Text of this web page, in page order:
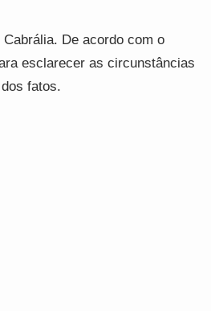
De acordo com o
esclarecer as circunstâncias
fatos.